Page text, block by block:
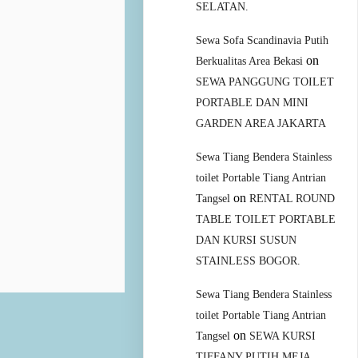
SELATAN.
Sewa Sofa Scandinavia Putih
Berkualitas Area Bekasi on
SEWA PANGGUNG TOILET
PORTABLE DAN MINI
GARDEN AREA JAKARTA
Sewa Tiang Bendera Stainless
toilet Portable Tiang Antrian
Tangsel onRENTAL ROUND
TABLE TOILET PORTABLE
DAN KURSI SUSUN
STAINLESS BOGOR.
Sewa Tiang Bendera Stainless
toilet Portable Tiang Antrian
Tangsel on SEWA KURSI